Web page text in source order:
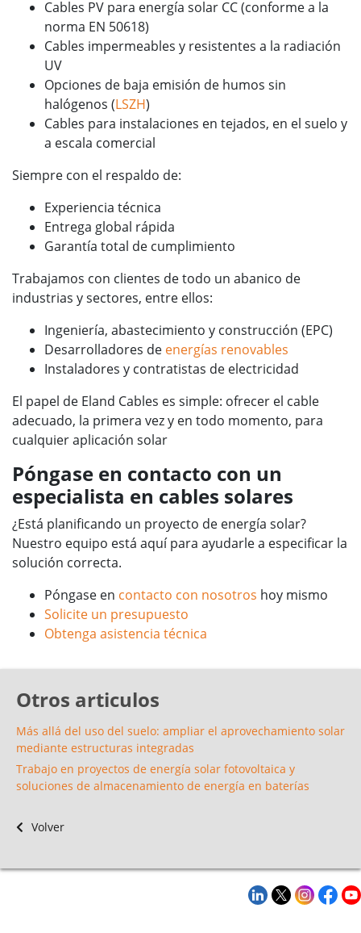
Cables PV para energía solar CC (conforme a la
norma EN 50618)
Cables impermeables y resistentes a la radiación
UV
Opciones de baja emisión de humos sin
halógenos (LSZH)
Cables para instalaciones en tejados, en el suelo y
a escala comercial
Siempre con el respaldo de:
Experiencia técnica
Entrega global rápida
Garantía total de cumplimiento
Trabajamos con clientes de todo un abanico de
industrias y sectores, entre ellos:
Ingeniería, abastecimiento y construcción (EPC)
Desarrolladores de energías renovables
Instaladores y contratistas de electricidad
El papel de Eland Cables es simple: ofrecer el cable
adecuado, la primera vez y en todo momento, para
cualquier aplicación solar
Póngase en contacto con un
especialista en cables solares
¿Está planificando un proyecto de energía solar?
Nuestro equipo está aquí para ayudarle a especificar la
solución correcta.
Póngase en contacto con nosotros hoy mismo
Solicite un presupuesto
Obtenga asistencia técnica
Otros articulos
Más allá del uso del suelo: ampliar el aprovechamiento solar
mediante estructuras integradas
Trabajo en proyectos de energía solar fotovoltaica y
soluciones de almacenamiento de energía en baterías
Volver